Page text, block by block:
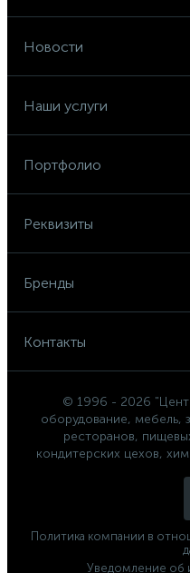
Новости
Наши услуги
Портфолио
Реквизиты
Бренды
Контакты
© 1996 - 2026
оборудование, мебель,
ресторанов,
кондитерских цехов,
Политика компании в
Уведомление об